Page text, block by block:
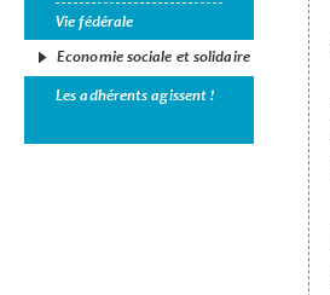
Vie fédérale
Economie sociale et solidaire
Les adhérents agissent !